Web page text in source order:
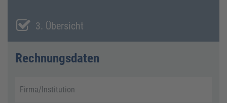
3. Übersicht
Rechnungsdaten
Firma/Institution